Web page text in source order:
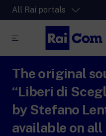
All Rai portals
The video
RaiPlay
The digital platform
channels.
RaiPlay Sound
The original
“Liberi di
by Stefano
available on